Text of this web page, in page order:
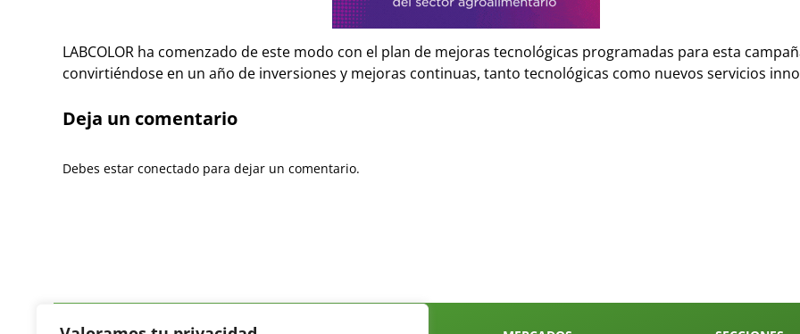
LABCOLOR ha comenzado de este modo con el plan de mejoras tecnológicas programadas para esta
convirtiéndose en un año de inversiones y mejoras continuas, tanto tecnológicas como nuevos servicios
Deja un comentario
Debes estar conectado para dejar un comentario.